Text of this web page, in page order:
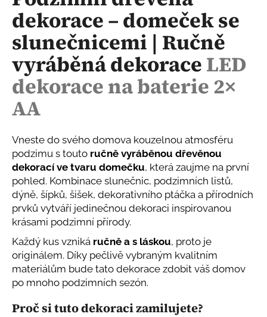
0,0
z
hvězdiček.
dekorace – domeček se
slunečnicemi | Ručně
vyráběná dekoraceLED
dekorace na baterie 2×
AA
Vneste do svého domova kouzelnou atmosféru
podzimu s touto ručně vyráběnou dřevěnou
dekorací ve tvaru domečku, která zaujme na první
pohled. Kombinace slunečnic, podzimních listů,
dýně, šípků, šišek, dekorativního ptáčka a přírodních
prvků vytváří jedinečnou dekoraci inspirovanou
krásami podzimní přírody.
Každý kus vzniká ručně a s láskou, proto je
originálem. Díky pečlivě vybraným kvalitním
materiálům bude tato dekorace zdobit váš domov
po mnoho podzimních sezón.
Proč si tuto dekoraci zamilujete?
a
j
í
t
?
HLEDAT
D
o
p
o
r
u
č
u
e